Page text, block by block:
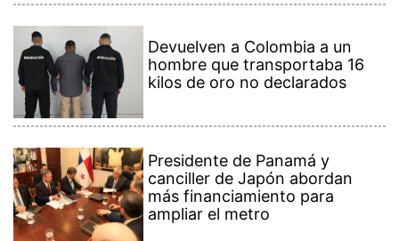
Devuelven a Colombia a un
hombre que transportaba 16
kilos de oro no declarados
Presidente de Panamá y
canciller de Japón abordan
más financiamiento para
ampliar el metro